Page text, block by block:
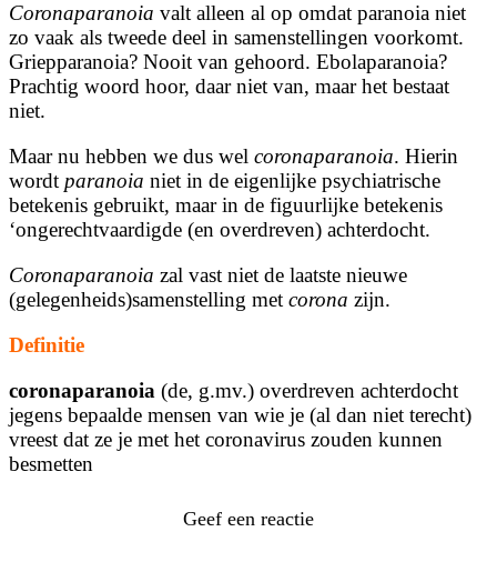
Coronaparanoia valt alleen al op omdat paranoia niet
zo vaak als tweede deel in samenstellingen voorkomt.
Griepparanoia? Nooit van gehoord. Ebolaparanoia?
Prachtig woord hoor, daar niet van, maar het bestaat
niet.
Maar nu hebben we dus wel coronaparanoia. Hierin
wordt paranoia niet in de eigenlijke psychiatrische
betekenis gebruikt, maar in de figuurlijke betekenis
‘ongerechtvaardigde (en overdreven) achterdocht.
Coronaparanoia zal vast niet de laatste nieuwe
(gelegenheids)samenstelling met corona zijn.
Definitie
coronaparanoia (de, g.mv.) overdreven achterdocht
jegens bepaalde mensen van wie je (al dan niet terecht)
vreest dat ze je met het coronavirus zouden kunnen
besmetten
Geef een reactie